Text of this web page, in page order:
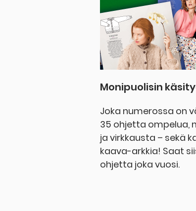
Monipuolisin
Joka numerossa on
35 ohjetta ompelua,
ja virkkausta – sekä
kaava-arkkia! Saat
ohjetta joka vuosi.